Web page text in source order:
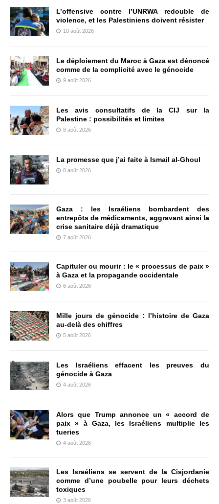
L’offensive contre l’UNRWA redouble de
violence, et les Palestiniens doivent résister
10 août 2026
Le déploiement du Maroc à Gaza est dénoncé
comme de la complicité avec le génocide
9 août 2026
Les avis consultatifs de la CIJ sur la
Palestine : possibilités et limites
8 août 2026
La promesse que j’ai faite à Ismail al-Ghoul
8 août 2026
Gaza : les Israéliens bombardent des
entrepôts de médicaments, aggravant ainsi la
crise sanitaire déjà dramatique
7 août 2026
Capituler ou mourir : le « processus de paix »
à Gaza et la propagande occidentale
6 août 2026
Mille jours de génocide : l’histoire de Gaza
au-delà des chiffres
5 août 2026
Les Israéliens effacent les preuves du
génocide à Gaza
4 août 2026
Alors que Trump annonce un « accord de
paix » à Gaza, les Israéliens multiplie les
tueries
4 août 2026
Les Israéliens se servent de la Cisjordanie
comme d’une poubelle pour leurs déchets
toxiques
3 août 2026